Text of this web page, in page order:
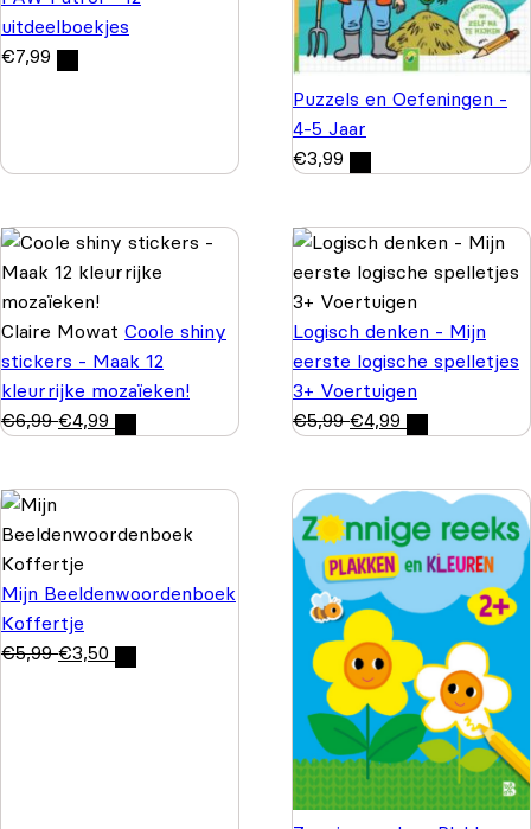
uitdeelboekjes
€7,99
Puzzels en Oefeningen -
4-5 Jaar
€3,99
Claire Mowat Coole shiny
stickers - Maak 12
kleurrijke mozaïeken!
€6,99 €4,99
Logisch denken - Mijn
eerste logische spelletjes
3+ Voertuigen
€5,99 €4,99
Mijn Beeldenwoordenboek
Koffertje
€5,99 €3,50